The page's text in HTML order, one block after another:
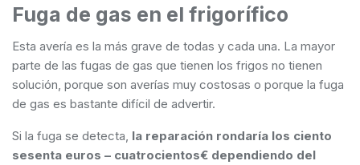
Fuga de gas en el frigorífico
Esta avería es la más grave de todas y cada una. La mayor
parte de las fugas de gas que tienen los frigos no tienen
solución, porque son averías muy costosas o porque la fuga
de gas es bastante difícil de advertir.
Si la fuga se detecta, la reparación rondaría los ciento
sesenta euros – cuatrocientos€ dependiendo del